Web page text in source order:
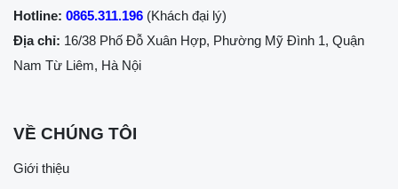
Hotline: 0865.311.196 (Khách đại lý)
Địa chỉ: 16/38 Phố Đỗ Xuân Hợp, Phường Mỹ Đình 1, Quận
Nam Từ Liêm, Hà Nội
VỀ CHÚNG TÔI
Giới thiệu